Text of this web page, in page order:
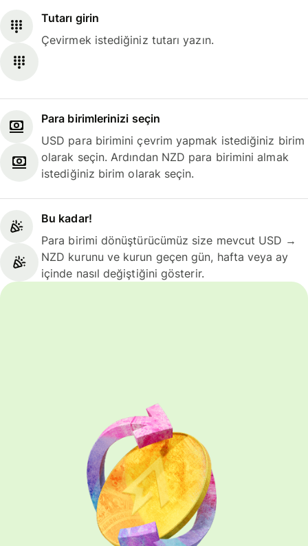
Tutarı girin
Çevirmek istediğiniz tutarı yazın.
Para birimlerinizi seçin
USD para birimini çevrim yapmak istediğiniz birim
olarak seçin. Ardından NZD para birimini almak
istediğiniz birim olarak seçin.
Bu kadar!
Para birimi dönüştürücümüz size mevcut USD →
NZD kurunu ve kurun geçen gün, hafta veya ay
içinde nasıl değiştiğini gösterir.